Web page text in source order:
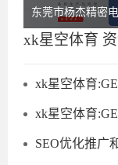
东莞市杨杰精密
xk星空体育
xk星空体育
xk星空体育
SEO优化推广